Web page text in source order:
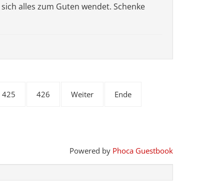
alles zum Guten wendet. Schenke
425 426 Weiter Ende
Powered by Phoca Guestbook